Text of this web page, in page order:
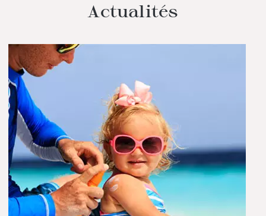
Actualités